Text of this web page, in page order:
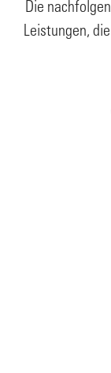
Die
Leistungen,